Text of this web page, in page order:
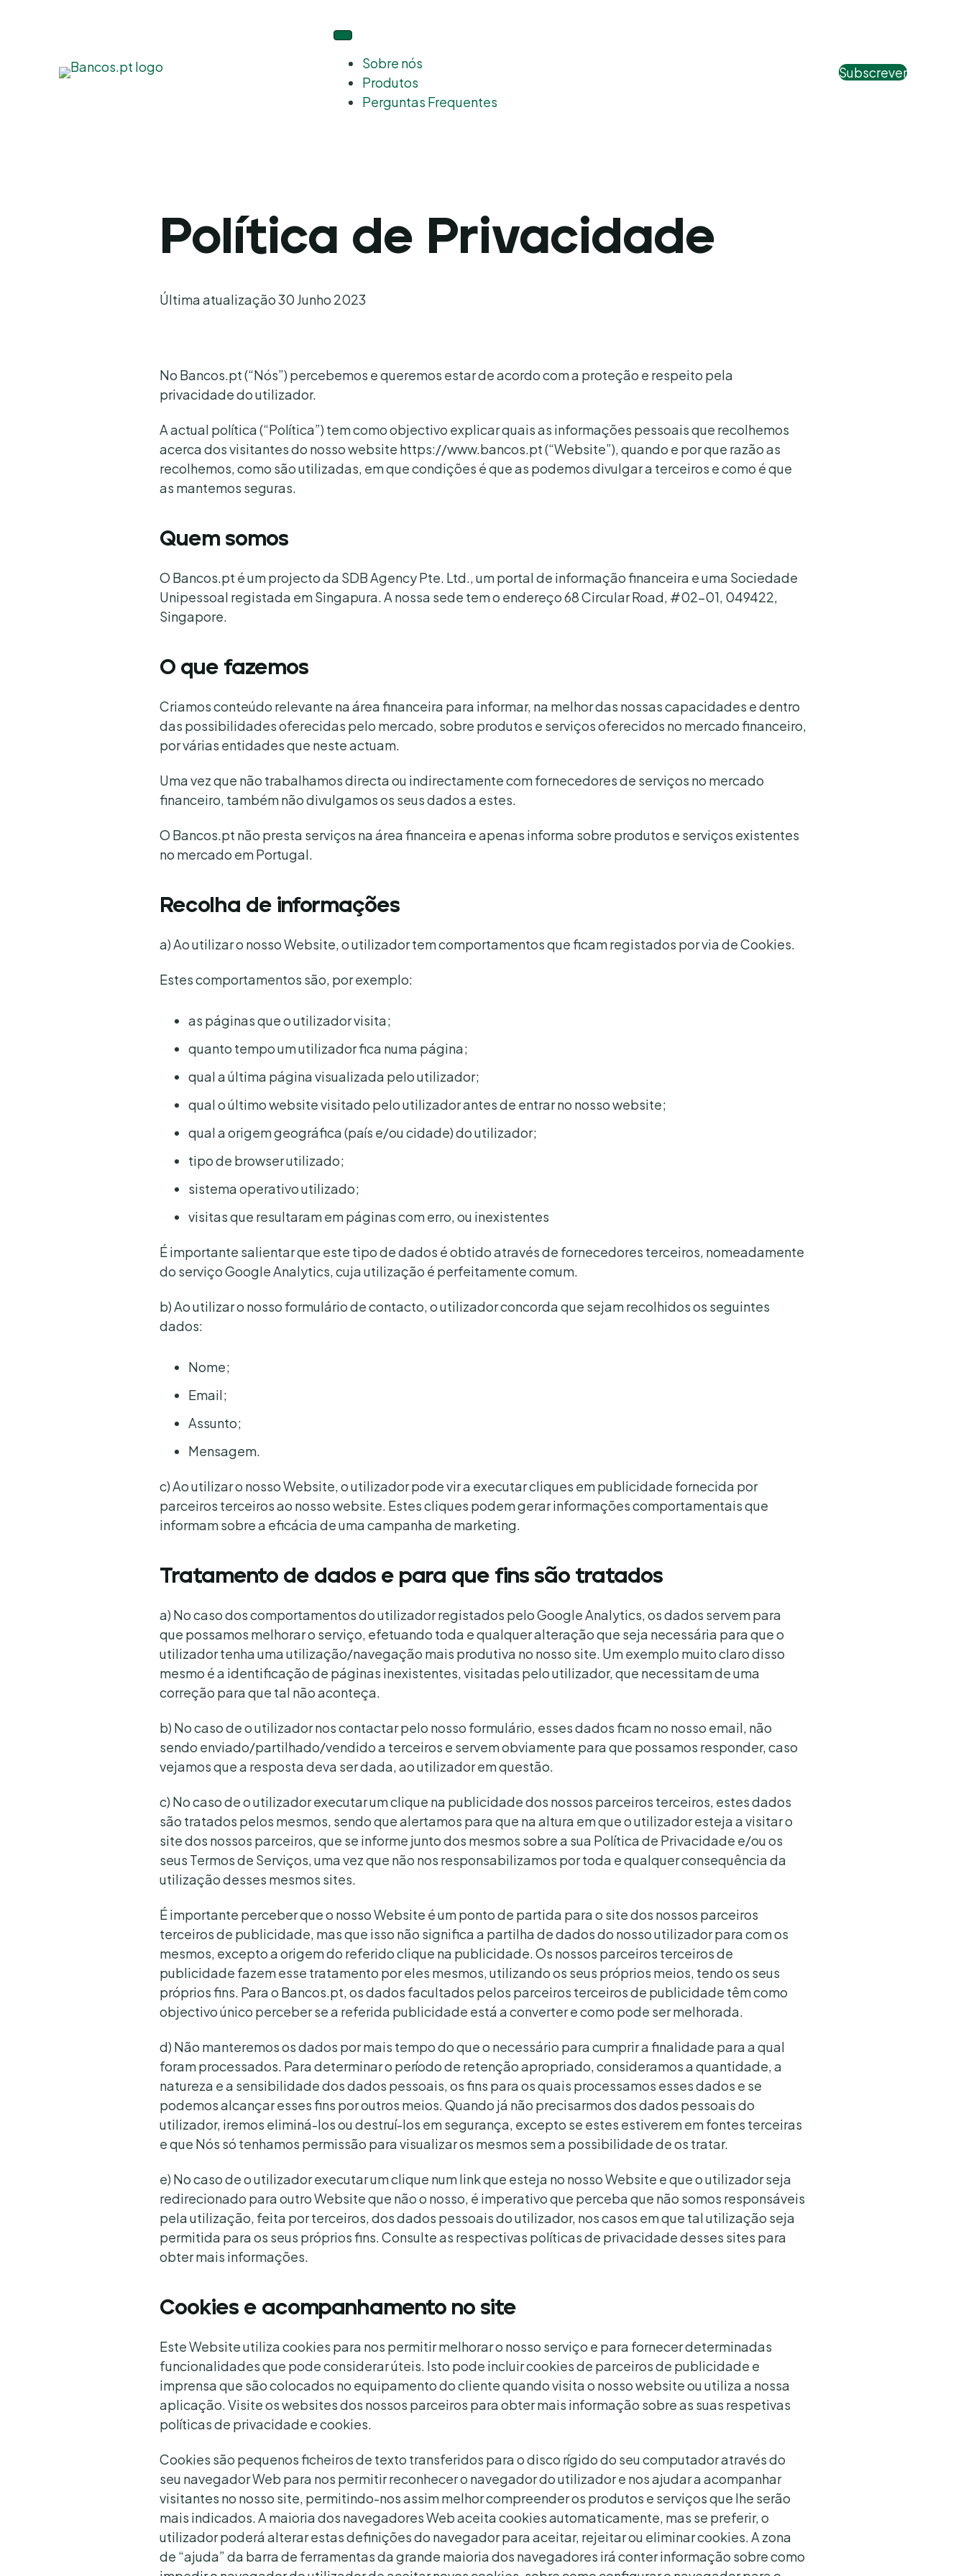
Sobre nós
Produtos
Perguntas Frequentes
Subscrever
Política de Privacidade
Última atualização 30 Junho 2023
No Bancos.pt (“Nós”) percebemos e queremos estar de acordo com a proteção e respeito pela
privacidade do utilizador.
A actual política (“Política”) tem como objectivo explicar quais as informações pessoais que recolhemos
acerca dos visitantes do nosso website https://www.bancos.pt (“Website”), quando e por que razão as
recolhemos, como são utilizadas, em que condições é que as podemos divulgar a terceiros e como é que
as mantemos seguras.
Quem somos
O Bancos.pt é um projecto da SDB Agency Pte. Ltd., um portal de informação financeira e uma Sociedade
Unipessoal registada em Singapura. A nossa sede tem o endereço 68 Circular Road, #02-01, 049422,
Singapore.
O que fazemos
Criamos conteúdo relevante na área financeira para informar, na melhor das nossas capacidades e dentro
das possibilidades oferecidas pelo mercado, sobre produtos e serviços oferecidos no mercado financeiro,
por várias entidades que neste actuam.
Uma vez que não trabalhamos directa ou indirectamente com fornecedores de serviços no mercado
financeiro, também não divulgamos os seus dados a estes.
O Bancos.pt não presta serviços na área financeira e apenas informa sobre produtos e serviços existentes
no mercado em Portugal.
Recolha de informações
a) Ao utilizar o nosso Website, o utilizador tem comportamentos que ficam registados por via de Cookies.
Estes comportamentos são, por exemplo:
as páginas que o utilizador visita;
quanto tempo um utilizador fica numa página;
qual a última página visualizada pelo utilizador;
qual o último website visitado pelo utilizador antes de entrar no nosso website;
qual a origem geográfica (país e/ou cidade) do utilizador;
tipo de browser utilizado;
sistema operativo utilizado;
visitas que resultaram em páginas com erro, ou inexistentes
É importante salientar que este tipo de dados é obtido através de fornecedores terceiros, nomeadamente
do serviço Google Analytics, cuja utilização é perfeitamente comum.
b) Ao utilizar o nosso formulário de contacto, o utilizador concorda que sejam recolhidos os seguintes
dados:
Nome;
Email;
Assunto;
Mensagem.
c) Ao utilizar o nosso Website, o utilizador pode vir a executar cliques em publicidade fornecida por
parceiros terceiros ao nosso website. Estes cliques podem gerar informações comportamentais que
informam sobre a eficácia de uma campanha de marketing.
Tratamento de dados e para que fins são tratados
a) No caso dos comportamentos do utilizador registados pelo Google Analytics, os dados servem para
que possamos melhorar o serviço, efetuando toda e qualquer alteração que seja necessária para que o
utilizador tenha uma utilização/navegação mais produtiva no nosso site. Um exemplo muito claro disso
mesmo é a identificação de páginas inexistentes, visitadas pelo utilizador, que necessitam de uma
correção para que tal não aconteça.
b) No caso de o utilizador nos contactar pelo nosso formulário, esses dados ficam no nosso email, não
sendo enviado/partilhado/vendido a terceiros e servem obviamente para que possamos responder, caso
vejamos que a resposta deva ser dada, ao utilizador em questão.
c) No caso de o utilizador executar um clique na publicidade dos nossos parceiros terceiros, estes dados
são tratados pelos mesmos, sendo que alertamos para que na altura em que o utilizador esteja a visitar o
site dos nossos parceiros, que se informe junto dos mesmos sobre a sua Política de Privacidade e/ou os
seus Termos de Serviços, uma vez que não nos responsabilizamos por toda e qualquer consequência da
utilização desses mesmos sites.
É importante perceber que o nosso Website é um ponto de partida para o site dos nossos parceiros
terceiros de publicidade, mas que isso não significa a partilha de dados do nosso utilizador para com os
mesmos, excepto a origem do referido clique na publicidade. Os nossos parceiros terceiros de
publicidade fazem esse tratamento por eles mesmos, utilizando os seus próprios meios, tendo os seus
próprios fins. Para o Bancos.pt, os dados facultados pelos parceiros terceiros de publicidade têm como
objectivo único perceber se a referida publicidade está a converter e como pode ser melhorada.
d) Não manteremos os dados por mais tempo do que o necessário para cumprir a finalidade para a qual
foram processados. Para determinar o período de retenção apropriado, consideramos a quantidade, a
natureza e a sensibilidade dos dados pessoais, os fins para os quais processamos esses dados e se
podemos alcançar esses fins por outros meios. Quando já não precisarmos dos dados pessoais do
utilizador, iremos eliminá-los ou destruí-los em segurança, excepto se estes estiverem em fontes terceiras
e que Nós só tenhamos permissão para visualizar os mesmos sem a possibilidade de os tratar.
e) No caso de o utilizador executar um clique num link que esteja no nosso Website e que o utilizador seja
redirecionado para outro Website que não o nosso, é imperativo que perceba que não somos responsáveis
pela utilização, feita por terceiros, dos dados pessoais do utilizador, nos casos em que tal utilização seja
permitida para os seus próprios fins. Consulte as respectivas políticas de privacidade desses sites para
obter mais informações.
Cookies e acompanhamento no site
Este Website utiliza cookies para nos permitir melhorar o nosso serviço e para fornecer determinadas
funcionalidades que pode considerar úteis. Isto pode incluir cookies de parceiros de publicidade e
imprensa que são colocados no equipamento do cliente quando visita o nosso website ou utiliza a nossa
aplicação. Visite os websites dos nossos parceiros para obter mais informação sobre as suas respetivas
políticas de privacidade e cookies.
Cookies são pequenos ficheiros de texto transferidos para o disco rígido do seu computador através do
seu navegador Web para nos permitir reconhecer o navegador do utilizador e nos ajudar a acompanhar
visitantes no nosso site, permitindo-nos assim melhor compreender os produtos e serviços que lhe serão
mais indicados. A maioria dos navegadores Web aceita cookies automaticamente, mas se preferir, o
utilizador poderá alterar estas definições do navegador para aceitar, rejeitar ou eliminar cookies. A zona
de “ajuda” da barra de ferramentas da grande maioria dos navegadores irá conter informação sobre como